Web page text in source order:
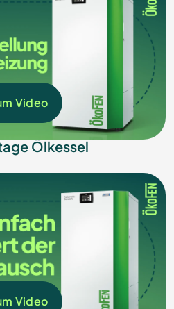
Video
Ölkessel
Video